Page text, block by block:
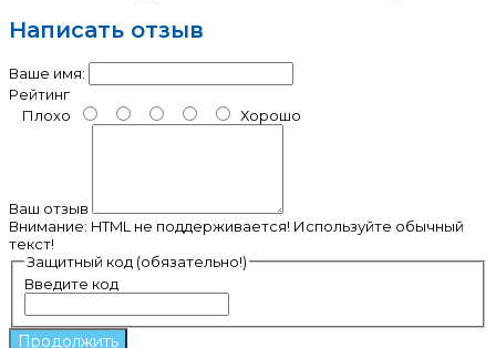
Написать отзыв
Ваше имя:
Рейтинг
Плохо
Хорошо
Ваш отзыв
Внимание: HTML не поддерживается! Используйте обычный
текст!
Защитный код (обязательно!)
Введите код
Продолжить